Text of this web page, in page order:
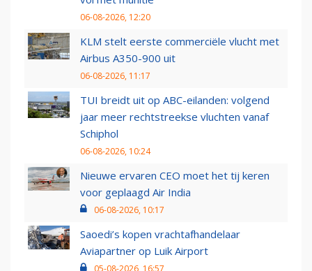
06-08-2026, 12:20
KLM stelt eerste commerciële vlucht met
Airbus A350-900 uit
06-08-2026, 11:17
TUI breidt uit op ABC-eilanden: volgend
jaar meer rechtstreekse vluchten vanaf
Schiphol
06-08-2026, 10:24
Nieuwe ervaren CEO moet het tij keren
voor geplaagd Air India
06-08-2026, 10:17
Saoedi’s kopen vrachtafhandelaar
Aviapartner op Luik Airport
05-08-2026, 16:57